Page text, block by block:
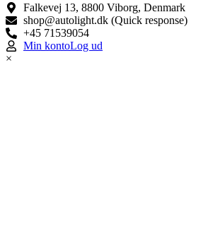
Falkevej 13, 8800 Viborg, Denmark
shop@autolight.dk (Quick response)
+45 71539054
Min kontoLog ud
×